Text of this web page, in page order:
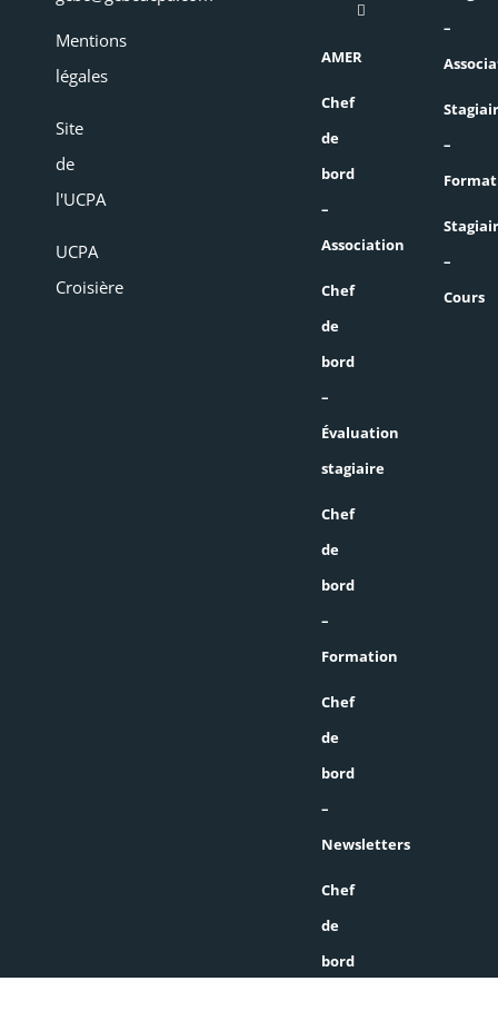
Mentions
légales
Site
de
l'UCPA
UCPA
Croisière
AMER
Chef
de
bord
–
Association
Chef
de
bord
–
Évaluation
stagiaire
Chef
de
bord
–
Formation
Chef
de
bord
–
Newsletters
Chef
de
bord
–
–
–
Cours